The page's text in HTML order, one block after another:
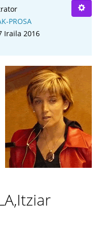
PROSA
Iraila 2016